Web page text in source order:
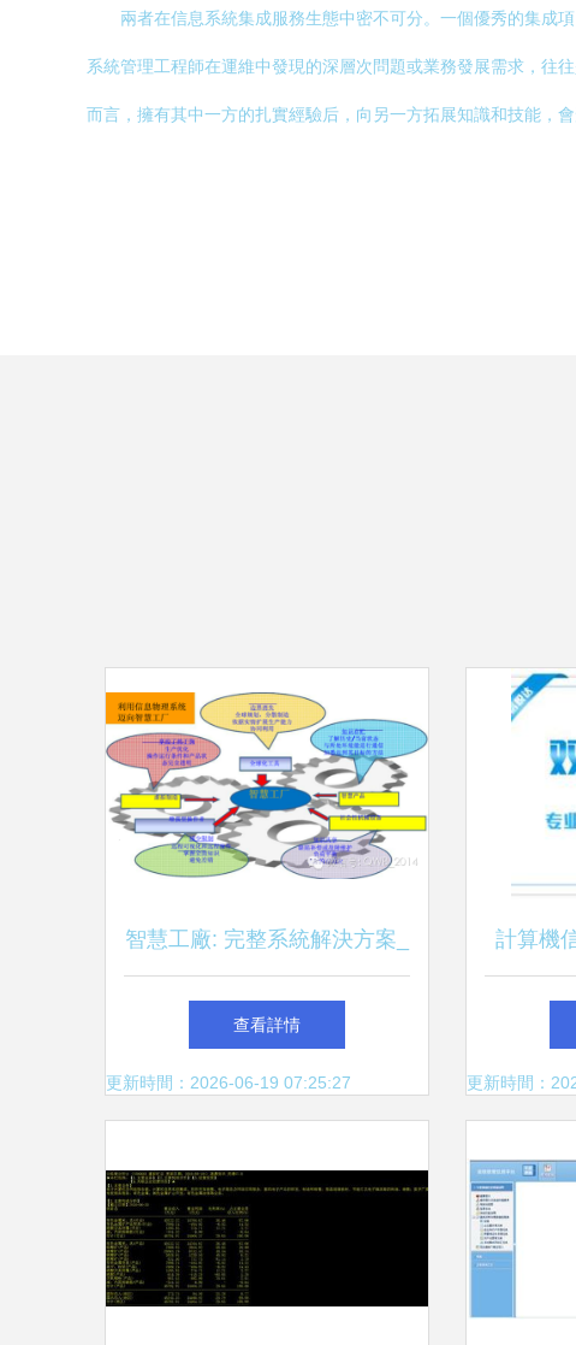
兩者在信息系統集成服務生態中密不可分。一個優秀的集成
系統管理工程師在運維中發現的深層次問題或業務發展需求，往
而言，擁有其中一方的扎實經驗后，向另一方拓展知識和技能，
智慧工廠: 完整系統解決方案_
科技_網
查看詳情
更新時間：2026-06-19 07:25:27
計算機
建企
更新時間：